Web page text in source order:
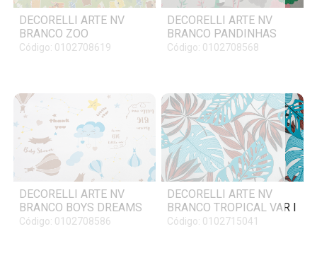
DECORELLI ARTE NV
BRANCO ZOO
Código: 0102708619
DECORELLI ARTE NV
BRANCO PANDINHAS
Código: 0102708568
DECORELLI ARTE NV
BRANCO BOYS DREAMS
Código: 0102708586
DECORELLI ARTE NV
BRANCO TROPICAL VAR I
Código: 0102715041